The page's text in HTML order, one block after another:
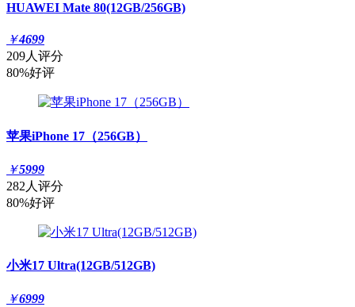
HUAWEI Mate 80(12GB/256GB)
￥4699
209人评分
80%好评
苹果iPhone 17（256GB）
￥5999
282人评分
80%好评
小米17 Ultra(12GB/512GB)
￥6999